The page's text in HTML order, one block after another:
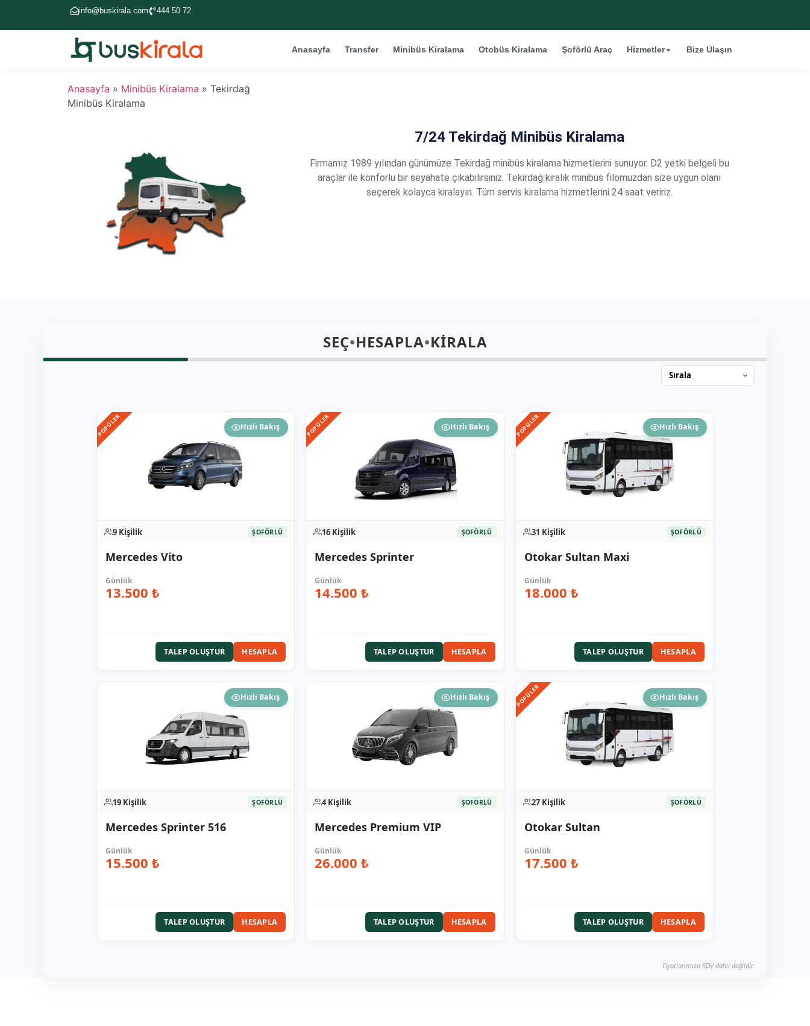
info@buskirala.com 444 50 72
Anasayfa Transfer Minibüs Kiralama Otobüs Kiralama Şoförlü Araç Hizmetler Bize Ulaşın
Anasayfa » Minibüs Kiralama » Tekirdağ
Minibüs Kiralama
7/24 Tekirdağ Minibüs Kiralama
Firmamız 1989 yılından günümüze Tekirdağ minibüs kiralama hizmetlerini sunuyor. D2 yetki belgeli bu
araçlar ile konforlu bir seyahate çıkabilirsiniz. Tekirdağ kiralık minibüs filomuzdan size uygun olanı
seçerek kolayca kiralayın. Tüm servis kiralama hizmetlerini 24 saat veririz.
SEÇ•HESAPLA•KİRALA
POPÜLER Hızlı Bakış
9 Kişilik ŞOFÖRLÜ
Mercedes Vito
13.500 ₺
TALEP OLUŞTUR HESAPLA
POPÜLER Hızlı Bakış
16 Kişilik ŞOFÖRLÜ
Mercedes Sprinter
14.500 ₺
TALEP OLUŞTUR HESAPLA
POPÜLER Hızlı Bakış
31 Kişilik ŞOFÖRLÜ
Otokar Sultan Maxi
18.000 ₺
TALEP OLUŞTUR HESAPLA
Hızlı Bakış
19 Kişilik ŞOFÖRLÜ
Mercedes Sprinter 516
15.500 ₺
TALEP OLUŞTUR HESAPLA
Hızlı Bakış
4 Kişilik ŞOFÖRLÜ
Mercedes Premium VIP
26.000 ₺
TALEP OLUŞTUR HESAPLA
POPÜLER Hızlı Bakış
27 Kişilik ŞOFÖRLÜ
Otokar Sultan
17.500 ₺
TALEP OLUŞTUR HESAPLA
Fiyatlarımıza KDV dahil değildir.